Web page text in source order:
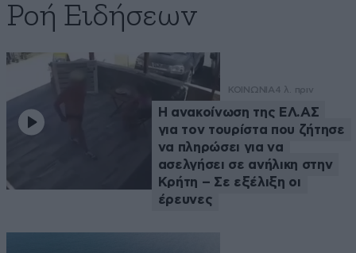
Ροή Ειδήσεων
ΚΟΙΝΩΝΙΑ4 λ. πριν
Η ανακοίνωση της ΕΛ.ΑΣ
για τον τουρίστα που ζήτησε
να πληρώσει για να
ασελγήσει σε ανήλικη στην
Κρήτη – Σε εξέλιξη οι
έρευνες